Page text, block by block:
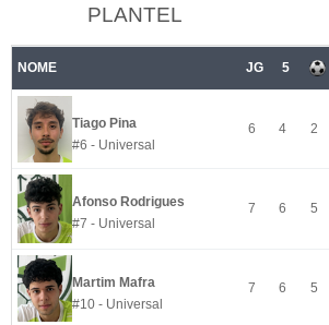
PLANTEL
NOME JG 5
Tiago Pina
#6 - Universal
6 4 2
Afonso Rodrigues
#7 - Universal
7 6 5
Martim Mafra
#10 - Universal
7 6 5